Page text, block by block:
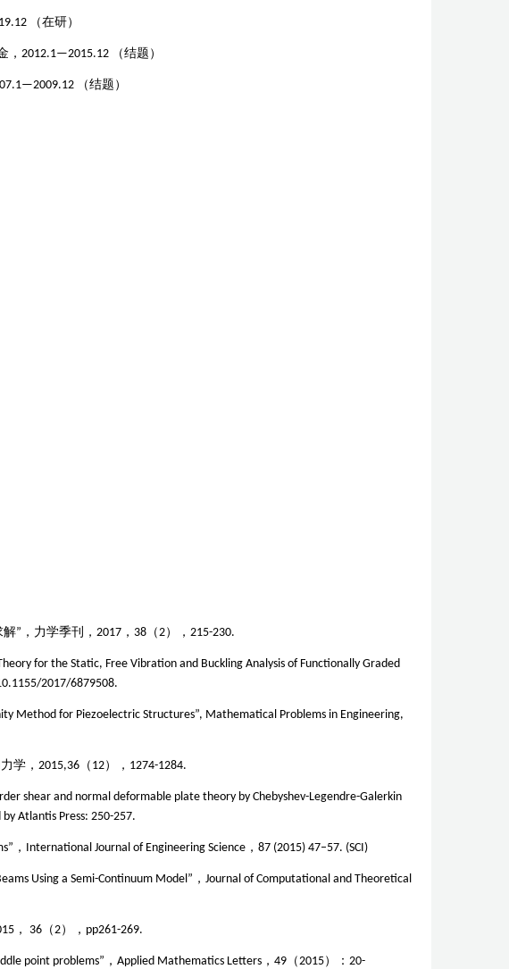
（在研）
，2012.1—2015.12 （结题）
（结题）
解”， 力学季刊， 2017 ， 38 （2）， 215-230.
for the Static, Free Vibration and Buckling Analysis of Functionally Graded
2017/6879508.
Method for Piezoelectric Structures”, Mathematical Problems in Engineering,
学， 2015,36 （ 12）， 1274-1284.
shear and normal deformable plate theory by Chebyshev-Legendre-Galerkin
by Atlantis Press: 250-257.
，International Journal of Engineering Science ， 87 (2015) 47–57. (SCI)
Using a Semi-Continuum Model”，Journal of Computational and Theoretical
， 36 （2）， pp261-269.
point problems”，Applied Mathematics Letters ， 49 （2015） ： 20-